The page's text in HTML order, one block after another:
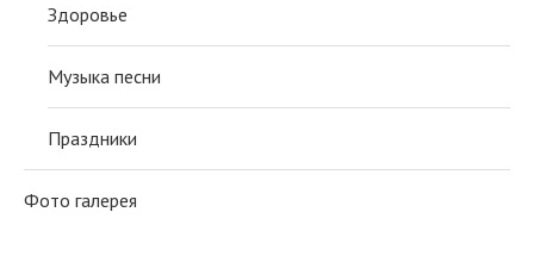
Здоровье
Музыка песни
Праздники
Фото галерея